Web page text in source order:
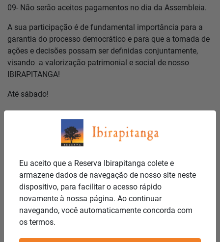
09- Não serão aceitos pagamentos no dia da Assembleia.
A sua participação é de fundamental importância para a
garantia do processo democrático e para que a tomada de
ações e decisões possam ser definidas conjuntamente,
visando a valorização patrimonial e social de nosso
IBIRAPITANGA!
Até sábado!
Rosemary T Yamamoto Yamashita
Presidente da APRI
Eu aceito que a Reserva Ibirapitanga colete e
armazene dados de navegação de nosso site neste
dispositivo, para facilitar o acesso rápido
novamente à nossa página. Ao continuar
navegando, você automaticamente concorda com
os termos.